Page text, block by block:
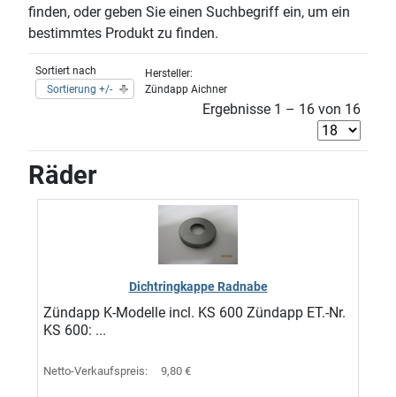
finden, oder geben Sie einen Suchbegriff ein, um ein
bestimmtes Produkt zu finden.
Sortiert nach
Sortierung +/-
Hersteller:
Zündapp Aichner
Ergebnisse 1 – 16 von 16
Räder
Dichtringkappe Radnabe
Zündapp K-Modelle incl. KS 600 Zündapp ET.-Nr.
KS 600: ...
Netto-Verkaufspreis: 9,80 €